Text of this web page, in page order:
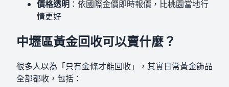
價格透明 ：依國際金價即時報價，比桃園當地行
情更好
中壢區黃金回收可以賣什麼？
很多人以為「只有金條才能回收」，其實日常黃金飾品
全部都收，包括：